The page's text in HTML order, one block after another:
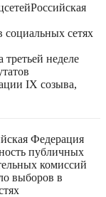
Российская
сетях
неделе
IX созыва,
Федерация
публичных
комиссий
выборов в